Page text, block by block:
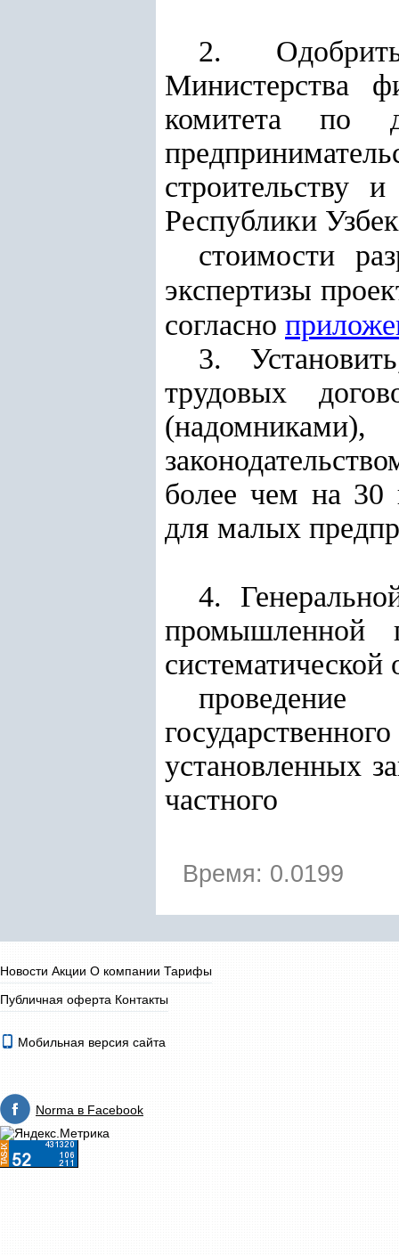
2.
Министерства
комитета по
строительству
Республики
стоимости
экспертизы
согласно
3.
трудовых
более чем на 30
для малых
4.
промышленной
систематической
установленных
частного
Время: 0.0199
Новости Акции О компании Тарифы
Публичная оферта Контакты
Мобильная версия сайта
Norma в Facebook